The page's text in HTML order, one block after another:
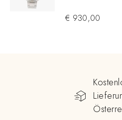
€ 930,00